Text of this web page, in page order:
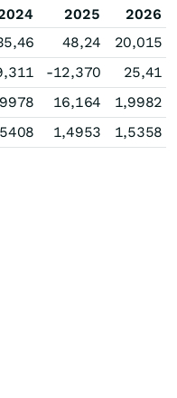
2025
2026
48,24
20,015
-12,370
25,41
16,164
1,9982
1,4953 1,5358